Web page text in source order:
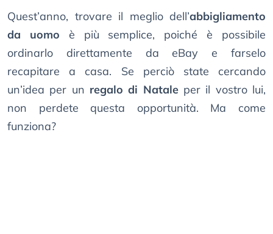
Quest’anno, trovare il meglio dell’abbigliamento
da uomo è più semplice, poiché è possibile
ordinarlo direttamente da eBay e farselo
recapitare a casa. Se perciò state cercando
un’idea per un regalo di Nataleper il vostro lui,
non perdete questa opportunità. Ma come
funziona?